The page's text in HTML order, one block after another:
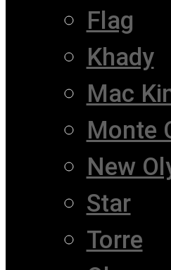
Flag
Khady
Mac
Monte
New
Star
Torre